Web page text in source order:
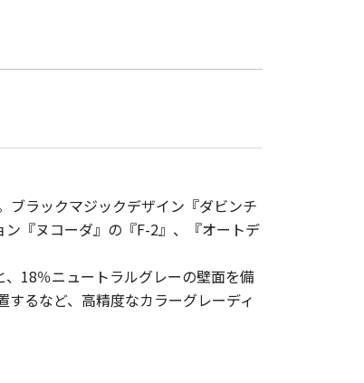
ブラックマジックデザイン『ダビンチ
『ヌコーダ』の『F-2』、『オートデ
、18％ニュートラルグレーの壁面を備
るなど、高精度なカラーグレーディ